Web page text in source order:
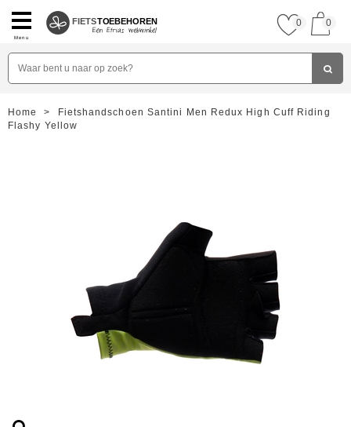
Menu
FIETSTOEBEHOREN 0 0
Home >
Fietshandschoen Santini Men Redux High Cuff Riding
Flashy Yellow